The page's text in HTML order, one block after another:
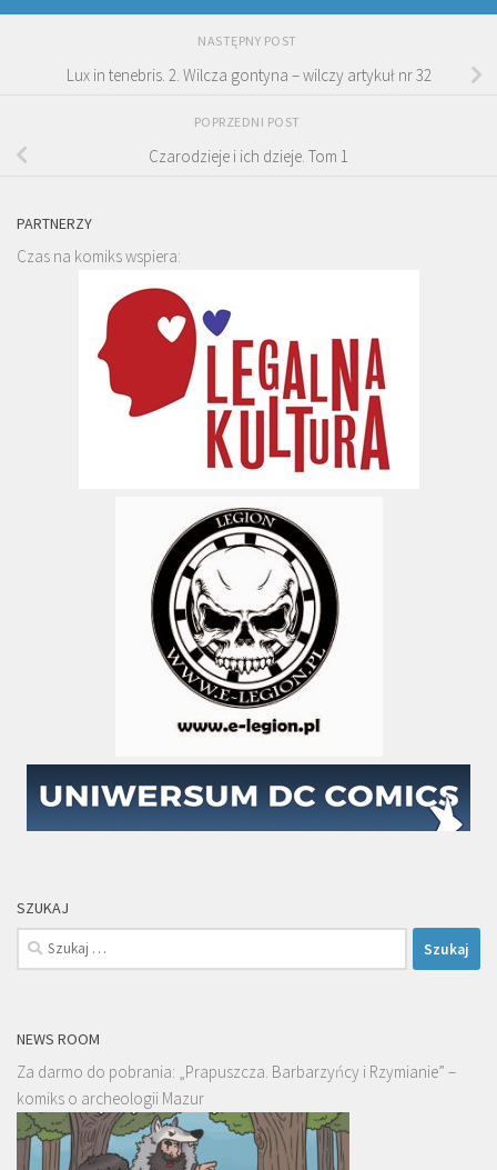
NASTĘPNY POST
Lux in tenebris. 2. Wilcza gontyna – wilczy artykuł nr 32
POPRZEDNI POST
Czarodzieje i ich dzieje. Tom 1
PARTNERZY
Czas na komiks wspiera:
SZUKAJ
Szukaj:
NEWS ROOM
Za darmo do pobrania: „Prapuszcza. Barbarzyńcy i Rzymianie” –
komiks o archeologii Mazur